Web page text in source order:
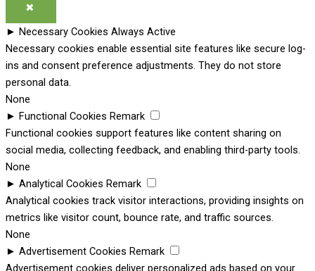
✖
► Necessary Cookies Always Active
Necessary cookies enable essential site features like secure log-
ins and consent preference adjustments. They do not store
personal data.
None
► Functional Cookies Remark
Functional cookies support features like content sharing on
social media, collecting feedback, and enabling third-party tools.
None
► Analytical Cookies Remark
Analytical cookies track visitor interactions, providing insights on
metrics like visitor count, bounce rate, and traffic sources.
None
► Advertisement Cookies Remark
Advertisement cookies deliver personalized ads based on your